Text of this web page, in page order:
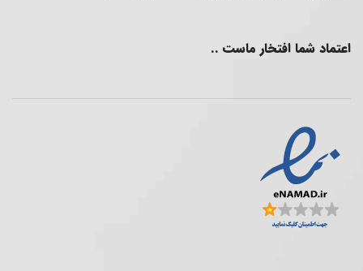
اعتماد شما افتخار ماست ..